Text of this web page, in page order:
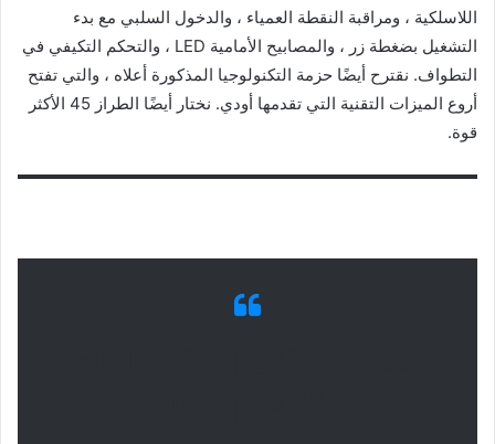
اللاسلكية ، ومراقبة النقطة العمياء ، والدخول السلبي مع بدء
التشغيل بضغطة زر ، والمصابيح الأمامية LED ، والتحكم التكيفي في
التطواف. نقترح أيضًا حزمة التكنولوجيا المذكورة أعلاه ، والتي تفتح
أروع الميزات التقنية التي تقدمها أودي. نختار أيضًا الطراز 45 الأكثر
قوة.